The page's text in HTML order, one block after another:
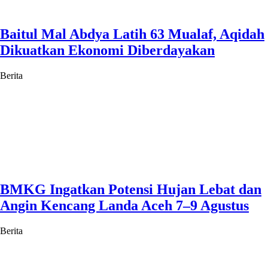
Baitul Mal Abdya Latih 63 Mualaf, Aqidah
Dikuatkan Ekonomi Diberdayakan
Berita
BMKG Ingatkan Potensi Hujan Lebat dan
Angin Kencang Landa Aceh 7–9 Agustus
Berita